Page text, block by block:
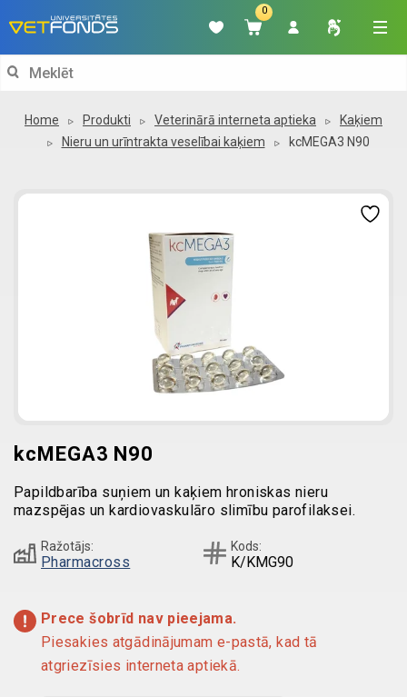
0
Search
Home Produkti Veterinārā interneta aptieka
Kaķiem
Nieru un urīntrakta veselībai kaķiem
kcMEGA3 N90
kcMEGA3 N90
Papildbarība suņiem un kaķiem hroniskas nieru
mazspējas un kardiovaskulāro slimību parofilaksei.
Ražotājs:
Pharmacross
Kods:
K/KMG90
Prece šobrīd nav pieejama.
Piesakies atgādinājumam e-pastā, kad tā
atgriezīsies interneta aptiekā.